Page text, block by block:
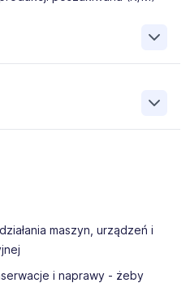
i satysfakcję z tego, że
maszyn, urządzeń i
i naprawy - żeby